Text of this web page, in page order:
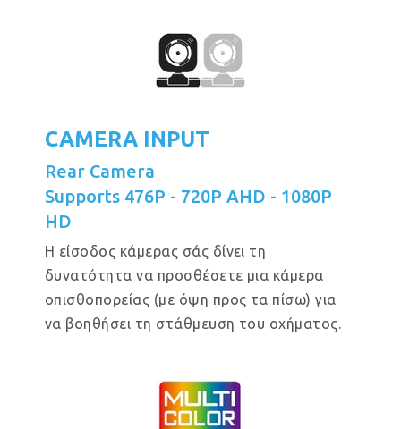
CAMERA INPUT
Rear Camera
Supports 476P - 720P AHD - 1080P
HD
Η είσοδος κάμερας σάς δίνει τη
δυνατότητα να προσθέσετε μια κάμερα
οπισθοπορείας (με όψη προς τα πίσω) για
να βοηθήσει τη στάθμευση του οχήματος.